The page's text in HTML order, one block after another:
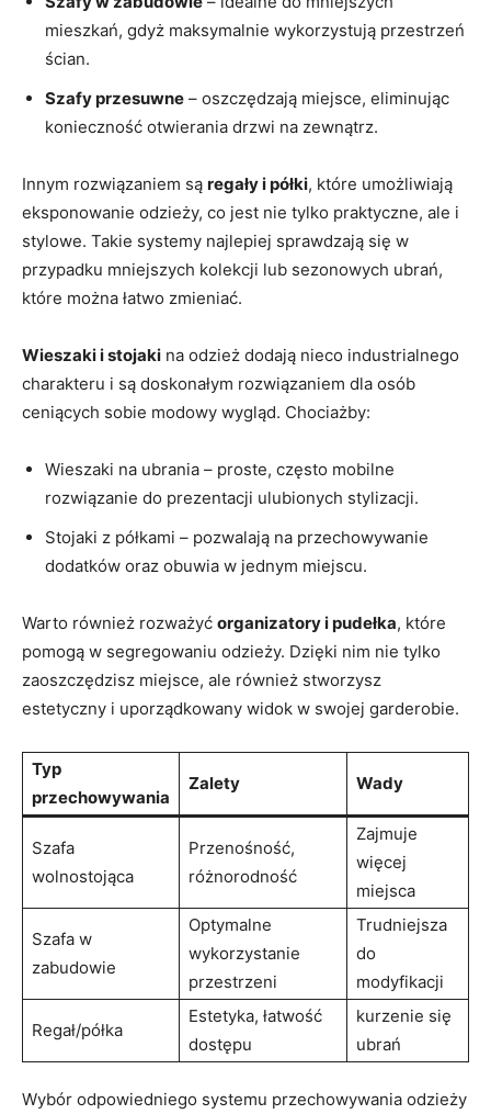
mieszkań, gdyż maksymalnie‌ wykorzystują przestrzeń
ścian.
Szafy przesuwne – oszczędzają miejsce, eliminując
konieczność ‌otwierania ‌drzwi na zewnątrz.
Innym rozwiązaniem są regały‍ i półki, które umożliwiają
‍eksponowanie odzieży, co jest nie tylko praktyczne, ⁣ale i
stylowe. Takie systemy najlepiej sprawdzają się w
przypadku mniejszych kolekcji lub sezonowych ubrań,
które można łatwo⁢ zmieniać.
Wieszaki i stojaki ⁤na odzież dodają nieco industrialnego
charakteru i‍ są doskonałym rozwiązaniem dla osób
ceniących sobie modowy ⁣wygląd. Chociażby:
Wieszaki ⁤na ubrania – proste, często‌ mobilne
rozwiązanie do prezentacji ulubionych stylizacji.
Stojaki z półkami – pozwalają na przechowywanie
dodatków oraz obuwia w jednym miejscu.
Warto również⁤ rozważyć organizatory ⁢i pudełka, ​które
pomogą w segregowaniu ⁣odzieży. Dzięki⁢ nim nie tylko
zaoszczędzisz miejsce, ale również stworzysz
estetyczny i ​uporządkowany widok w swojej garderobie.
Typ
przechowywania
Zalety Wady
Szafa
wolnostojąca
Przenośność,
różnorodność
Zajmuje
więcej
miejsca
Szafa​ w
zabudowie
Optymalne
wykorzystanie
przestrzeni
Trudniejsza‌
do
modyfikacji
Regał/półka
Estetyka, łatwość
dostępu
kurzenie się
ubrań
Wybór odpowiedniego systemu przechowywania odzieży